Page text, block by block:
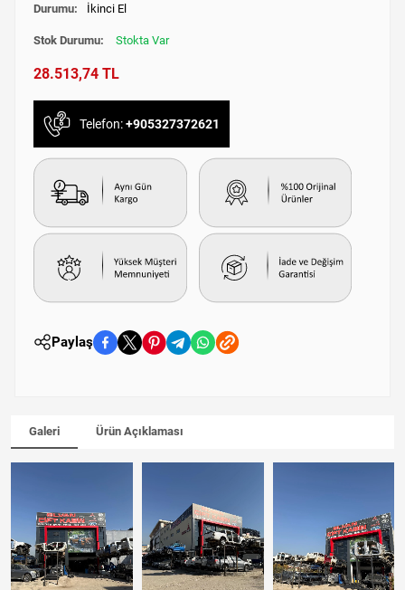
Durumu: İkinci El
Stok Durumu: Stokta Var
28.513,74 TL
Telefon:+905327372621
Paylaş
Galeri Ürün Açıklaması